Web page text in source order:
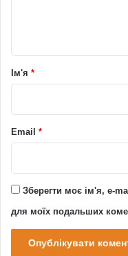
рІм'я *
Email *
Зберегти моє ім'я, e-
для моїх подальших